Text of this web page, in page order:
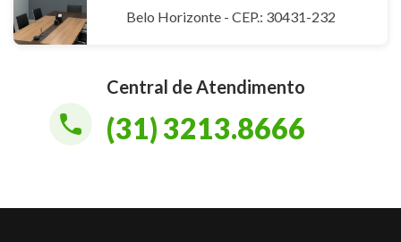
Belo Horizonte - CEP.: 30431-232
Central de Atendimento
(31) 3213.8666